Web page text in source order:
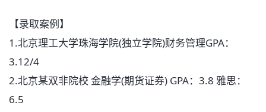
【录取案例】
1.北京理工大学珠海学院(独立学院)财务管理GPA：
3.12/4
2.北京某双非院校 金融学(期货证券) GPA：3.8 雅思：
6.5